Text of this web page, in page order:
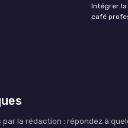
Intégrer la
café
la rédaction : répondez à